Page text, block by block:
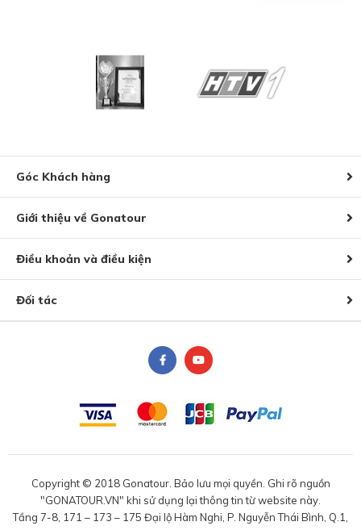
Góc Khách hàng
Giới thiệu về Gonatour
Điều khoản và điều kiện
Đối tác
Copyright © 2018 Gonatour. Bảo lưu mọi quyền. Ghi rõ nguồn
"GONATOUR.VN" khi sử dụng lại thông tin từ website này.
Tầng 7-8, 171 – 173 – 175 Đại lộ Hàm Nghi, P. Nguyễn Thái Bình, Q.1,